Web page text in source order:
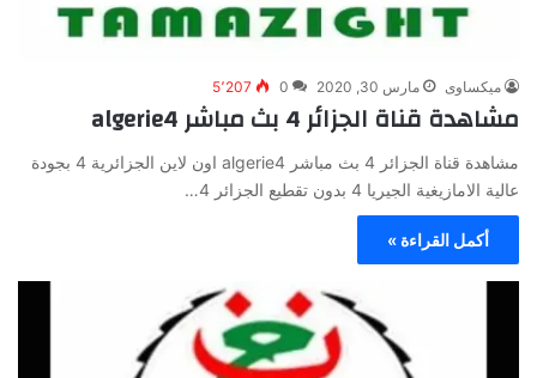
ميكساوى مارس 30, 2020 0 5٬207
مشاهدة قناة الجزائر 4 بث مباشر algerie4
مشاهدة قناة الجزائر 4 بث مباشر algerie4 اون لاين الجزائرية 4 بجودة
عالية الامازيغية الجيريا 4 بدون تقطيع الجزائر 4…
أكمل القراءة »